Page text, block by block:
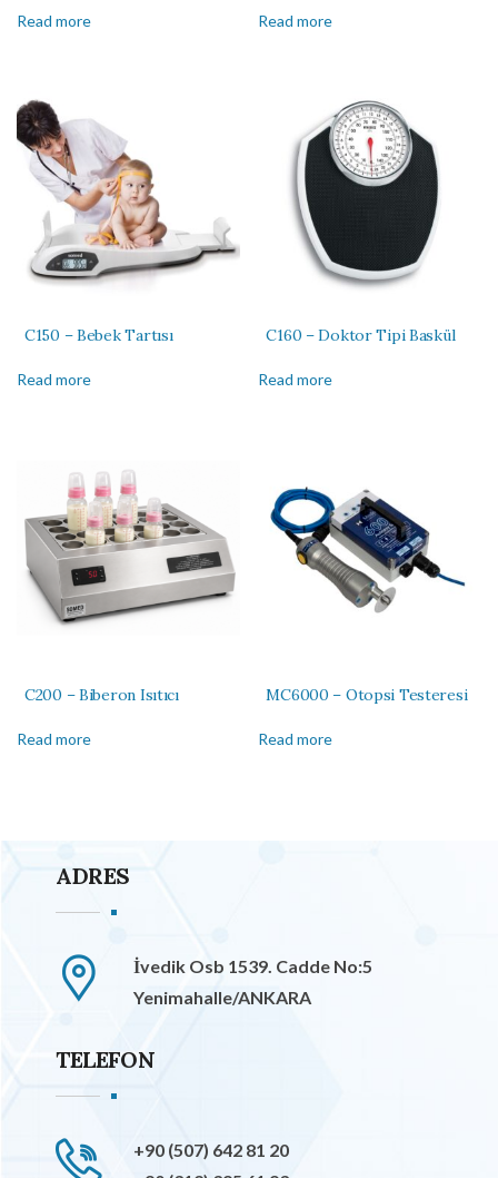
Read more Read more
C150 – Bebek Tartısı
Read more
C160 – Doktor Tipi Baskül
Read more
C200 – Biberon Isıtıcı
Read more
MC6000 – Otopsi Testeresi
Read more
ADRES
İvedik Osb 1539. Cadde No:5
Yenimahalle/ANKARA
TELEFON
+90 (507) 642 81 20